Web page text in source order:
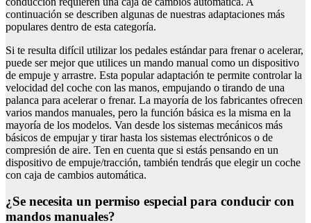
continuación se describen algunas de nuestras adaptaciones más
populares dentro de esta categoría.
Si te resulta difícil utilizar los pedales estándar para frenar o acelerar,
puede ser mejor que utilices un mando manual como un dispositivo
de empuje y arrastre. Esta popular adaptación te permite controlar la
velocidad del coche con las manos, empujando o tirando de una
palanca para acelerar o frenar. La mayoría de los fabricantes ofrecen
varios mandos manuales, pero la función básica es la misma en la
mayoría de los modelos. Van desde los sistemas mecánicos más
básicos de empujar y tirar hasta los sistemas electrónicos o de
compresión de aire. Ten en cuenta que si estás pensando en un
dispositivo de empuje/tracción, también tendrás que elegir un coche
con caja de cambios automática.
¿Se necesita un permiso especial para conducir con
mandos manuales?